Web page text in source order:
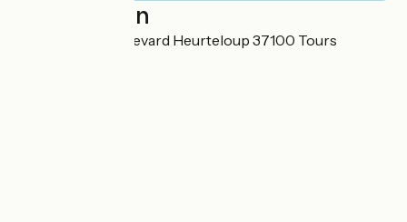
Localisation
SAS SHDU 5 boulevard Heurteloup 37100 Tours